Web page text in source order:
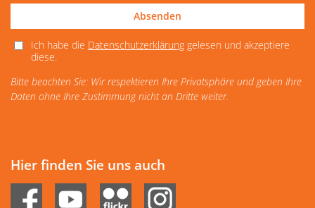
Absenden
Ich habe die Datenschutzerklärunggelesen und akzeptiere
diese.
Bitte beachten Sie: Wir respektieren Ihre Privatsphäre und geben Ihre
Daten ohne Ihre Zustimmung nicht an Dritte weiter.
Hier finden Sie uns auch